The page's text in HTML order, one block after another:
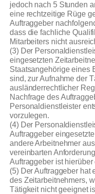
jedoch nach 5 Stunden
eine rechtzeitige Rüge
Auftraggeber
dass die fachliche
Mitarbeiters nicht
(3) Der
eingesetzten
Staatsangehörige eines
sind, zur Aufnahme der
ausländerrechtlicher
Nachfrage des
Personaldienstleister
vorzulegen.
(4) Der
Auftraggeber
andere Arbeitnehmer
vereinbarten
Auftraggeber ist
(5) Der Auftraggeber hat
des Zeitarbeitnehmers,
Tätigkeit nicht geeignet